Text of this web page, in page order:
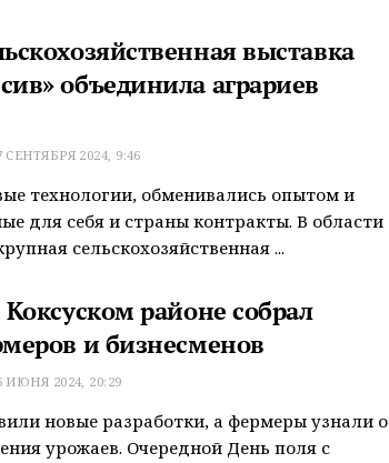
выставка
объединила аграриев
СЕНТЯБРЯ 2024, 9:46
технологии, обменивались опытом и
для себя и страны контракты. В области
сельскохозяйственная ...
районе собрал
и бизнесменов
ИЮНЯ 2024, 20:29
новые разработки, а фермеры узнали о
урожаев. Очередной День поля с